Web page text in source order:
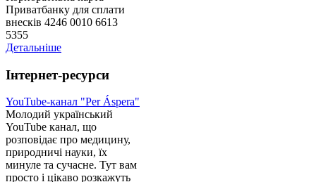
Приватбанку для сплати
внесків 4246 0010 6613
5355
Детальніше
Інтернет-ресурси
YouTube-канал "Per Áspera"
Молодий український
YouTube канал, що
розповідає про медицину,
природничі науки, їх
минуле та сучасне. Тут вам
просто і цікаво розкажуть